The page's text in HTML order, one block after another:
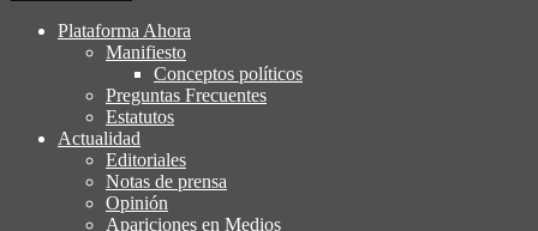
Plataforma Ahora
socialdemocracia, regeneración,
ciudadanía, laicismo, europeísmo
Plataforma Ahora
Manifiesto
Conceptos políticos
Preguntas Frecuentes
Estatutos
Actualidad
Editoriales
Notas de prensa
Opinión
Apariciones en Medios